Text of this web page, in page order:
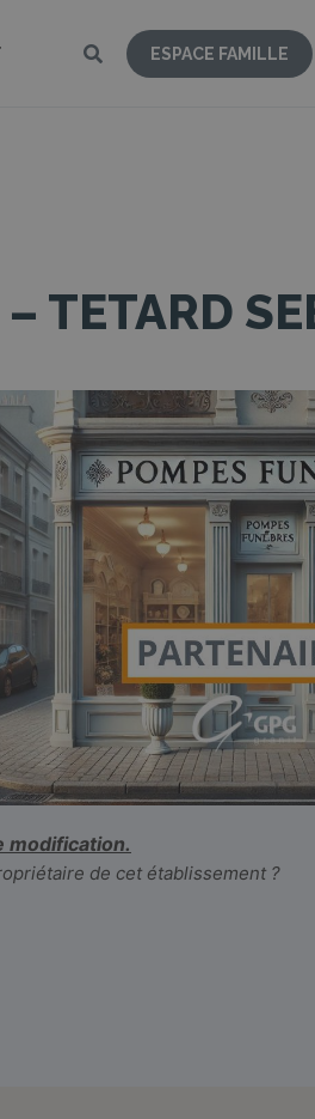
ESPACE FAMILLE
TETARD
modification.
de cet établissement ?